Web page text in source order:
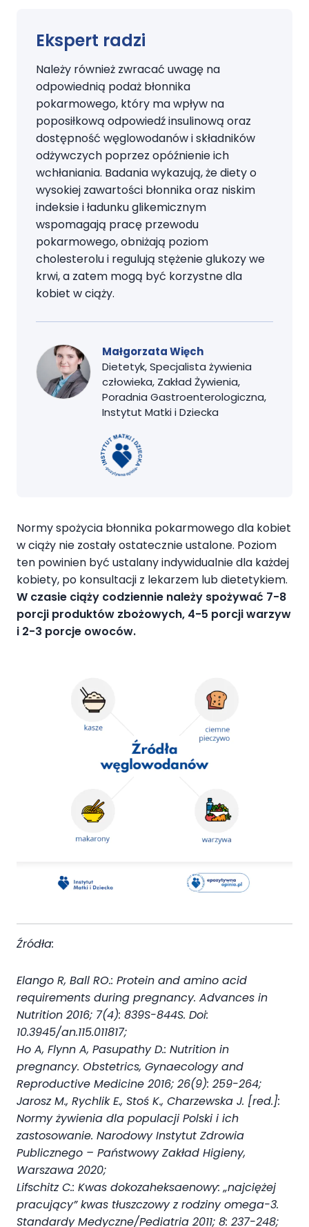
Ekspert radzi
Należy również zwracać uwagę na
odpowiednią podaż błonnika
pokarmowego, który ma wpływ na
poposiłkową odpowiedź insulinową oraz
dostępność węglowodanów i składników
odżywczych poprzez opóźnienie ich
wchłaniania. Badania wykazują, że diety o
wysokiej zawartości błonnika oraz niskim
indeksie i ładunku glikemicznym
wspomagają pracę przewodu
pokarmowego, obniżają poziom
cholesterolu i regulują stężenie glukozy we
krwi, a zatem mogą być korzystne dla
kobiet w ciąży.
Małgorzata Więch
Dietetyk, Specjalista żywienia
człowieka, Zakład Żywienia,
Poradnia Gastroenterologiczna,
Instytut Matki i Dziecka
Normy spożycia błonnika pokarmowego dla kobiet
w ciąży nie zostały ostatecznie ustalone. Poziom
ten powinien być ustalany indywidualnie dla każdej
kobiety, po konsultacji z lekarzem lub dietetykiem.
W czasie ciąży codziennie należy spożywać 7-8
porcji produktów zbożowych, 4-5 porcji warzyw
i 2-3 porcje owoców.
Źródła:
Elango R, Ball RO.: Protein and amino acid
requirements during pregnancy. Advances in
Nutrition 2016; 7(4): 839S-844S. Doi:
10.3945/an.115.011817;
Ho A, Flynn A, Pasupathy D.: Nutrition in
pregnancy. Obstetrics, Gynaecology and
Reproductive Medicine 2016; 26(9): 259-264;
Jarosz M., Rychlik E., Stoś K., Charzewska J. [red.]:
Normy żywienia dla populacji Polski i ich
zastosowanie. Narodowy Instytut Zdrowia
Publicznego – Państwowy Zakład Higieny,
Warszawa 2020;
Lifschitz C.: Kwas dokozaheksaenowy: „najciężej
pracujący” kwas tłuszczowy z rodziny omega-3.
Standardy Medyczne/Pediatria 2011; 8: 237-248;